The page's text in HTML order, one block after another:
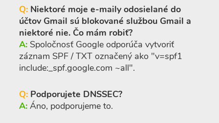
Q: Niektoré moje e-maily odosielané do
účtov Gmail sú blokované službou Gmail a
niektoré nie. Čo mám robiť?
A: Spoločnosť Google odporúča vytvoriť
záznam SPF / TXT označený ako "v=spf1
include:_spf.google.com ~all".
Q: Podporujete DNSSEC?
A: Áno, podporujeme to.